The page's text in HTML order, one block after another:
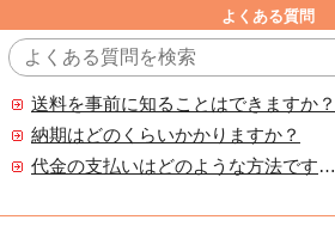
よくある質問
送料を事前に知ることはできますか？
納期はどのくらいかかりますか？
代金の支払いはどのような方法ですか？